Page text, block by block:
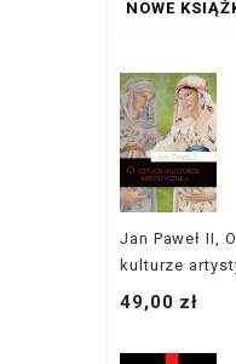
NOWE
Jan Paweł II,
kulturze
49,00 zł